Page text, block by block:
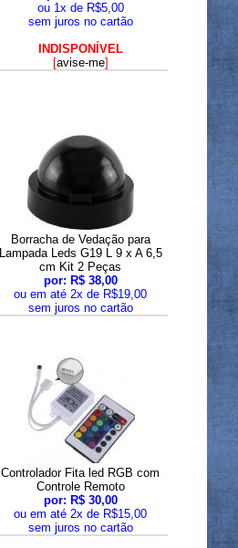
ou 1x de R$5,00
sem juros no cartão
INDISPONÍVEL
[avise-me]
Borracha de Vedação para
Lampada Leds G19 L 9 x A 6,5
cm Kit 2 Peças
por: R$ 38,00
ou em até 2x de R$19,00
sem juros no cartão
Controlador Fita led RGB com
Controle Remoto
por: R$ 30,00
ou em até 2x de R$15,00
sem juros no cartão